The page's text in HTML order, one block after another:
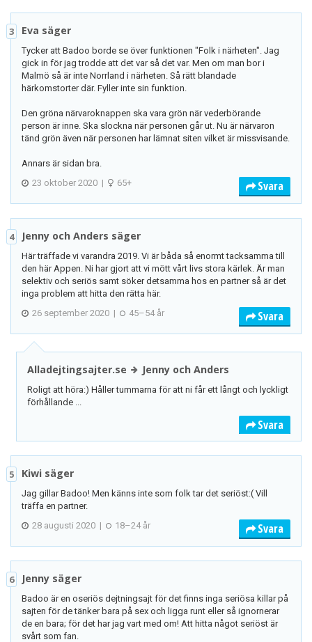
3 Eva säger
Tycker att Badoo borde se över funktionen "Folk i närheten". Jag
gick in för jag trodde att det var så det var. Men om man bor i
Malmö så är inte Norrland i närheten. Så rätt blandade
härkomstorter där. Fyller inte sin funktion.
Den gröna närvaroknappen ska vara grön när vederbörande
person är inne. Ska slockna när personen går ut. Nu är närvaron
tänd grön även när personen har lämnat siten vilket är missvisande.
Annars är sidan bra.
23 oktober 2020 | 65+ Svara
4 Jenny och Anders säger
Här träffade vi varandra 2019. Vi är båda så enormt tacksamma till
den här Appen. Ni har gjort att vi mött vårt livs stora kärlek. Är man
selektiv och seriös samt söker detsamma hos en partner så är det
inga problem att hitta den rätta här.
26 september 2020 | 45–54 år Svara
Alladejtingsajter.se Jenny och Anders
Roligt att höra:) Håller tummarna för att ni får ett långt och lyckligt
förhållande ...
Svara
5 Kiwi säger
Jag gillar Badoo! Men känns inte som folk tar det seriöst:( Vill
träffa en partner.
28 augusti 2020 | 18–24 år Svara
6 Jenny säger
Badoo är en oseriös dejtningsajt för det finns inga seriösa killar på
sajten för de tänker bara på sex och ligga runt eller så ignornerar
de en bara; för det har jag vart med om! Att hitta något seriöst är
svårt som fan.